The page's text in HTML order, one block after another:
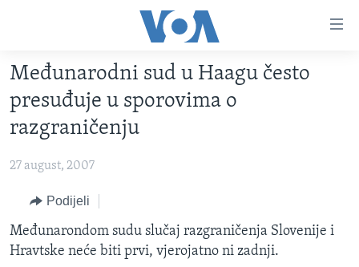
glavni
sadržaj
Pređi
na
glavnu
navigaciju
pretragu
TV PROGRAM
VIDEO
FOTOGRAFIJE DANA
VIJESTI
SJEDINJENE AMERIČKE DRŽAVE
BOSNA I HERCEGOVINA
SVIJET
NAUKA I TEHNOLOGIJA
SPECIJALNI PROJEKTI
KORUPCIJA
Međunarodni sud u Haagu često
presuđuje u sporovima o
razgraničenju
27 august, 2007
Podijeli
Međunarondom sudu slučaj razgraničenja Slovenije i
Hravtske neće biti prvi, vjerojatno ni zadnji.